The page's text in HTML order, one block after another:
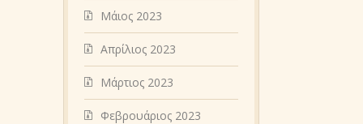
Μάιος 2023
Απρίλιος 2023
Μάρτιος 2023
Φεβρουάριος 2023